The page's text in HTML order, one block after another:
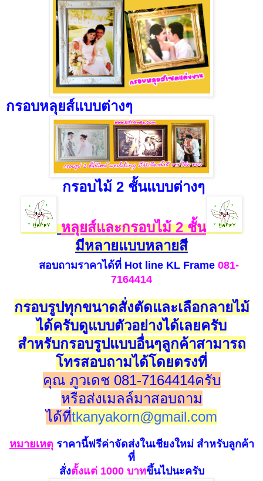
กรอบหลุยส์แบบต่างๆ
กรอบไม้ 2 ชั้นแบบต่างๆ
หลุยส์และกรอบไม้ 2 ชั้น
มีหลายแบบหลายสี
สอบถามราคาได้ที่ Hot lineKL Frame081-
7164414
กรอบรูปทุกขนาดสั่งตัดและเลือกลายไม้
ได้ครับดูแบบตัวอย่างได้เลยครับ
สำหรับกรอบรูปแบบอื่นๆลูกค้าสามารถ
โทรสอบถามได้โดยตรงที่
คุณ ภูวเดช 081-7164414ครับ
หรือส่งเมลล์มาสอบถาม
ได้ที่tkanyakorn@gmail.com
หมายเหตุราคานี้ฟรีค่าจัดส่งในเชียงใหม่ สำหรับลูกค้า
ที่
สั่งตั้งแต่ 1000 บาทขึ้นไปนะครับ